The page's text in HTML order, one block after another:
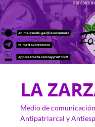
LA
Medio de
Antipatriarcal y